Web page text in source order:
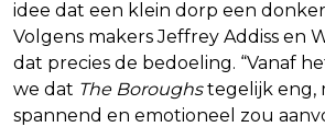
idee dat een klein dorp een
Volgens makers Jeffrey Addiss en
dat precies de bedoeling. “Vanaf
we dat The Boroughstegelijk eng,
spannend en emotioneel zou